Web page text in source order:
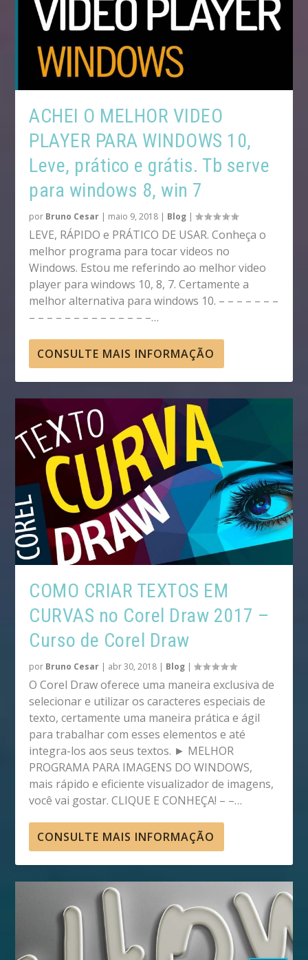
ACHEI O MELHOR VIDEO
PLAYER PARA WINDOWS 10,
Leve, prático e grátis. Tb serve
para windows 8, win 7
por Bruno Cesar | maio 9, 2018 | Blog |
LEVE, RÁPIDO e PRÁTICO DE USAR. Conheça o
melhor programa para tocar videos no
Windows. Estou me referindo ao melhor video
player para windows 10, 8, 7. Certamente a
melhor alternativa para windows 10. – – – – – – –
– – – – – – – – – – – – – –…
CONSULTE MAIS INFORMAÇÃO
COMO CRIAR TEXTOS EM
CURVAS no Corel Draw 2017 –
Curso de Corel Draw
por Bruno Cesar | abr 30, 2018 | Blog |
O Corel Draw oferece uma maneira exclusiva de
selecionar e utilizar os caracteres especiais de
texto, certamente uma maneira prática e ágil
para trabalhar com esses elementos e até
integra-los aos seus textos. ► MELHOR
PROGRAMA PARA IMAGENS DO WINDOWS,
mais rápido e eficiente visualizador de imagens,
você vai gostar. CLIQUE E CONHEÇA! – –…
CONSULTE MAIS INFORMAÇÃO